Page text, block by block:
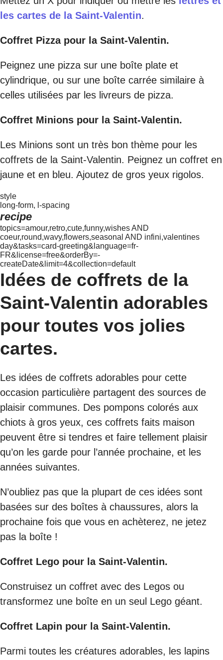
les cartes de la Saint-Valentin.
Coffret Pizza pour la Saint-Valentin.
Peignez une pizza sur une boîte plate et
cylindrique, ou sur une boîte carrée similaire à
celles utilisées par les livreurs de pizza.
Coffret Minions pour la Saint-Valentin.
Les Minions sont un très bon thème pour les
coffrets de la Saint-Valentin. Peignez un coffret en
jaune et en bleu. Ajoutez de gros yeux rigolos.
style
long-form, l-spacing
recipe
topics=amour,retro,cute,funny,wishes AND
coeur,round,wavy,flowers,seasonal AND infini,valentines
day&tasks=card-greeting&language=fr-
FR&license=free&orderBy=-
createDate&limit=4&collection=default
Idées de coffrets de la
Saint-Valentin adorables
pour toutes vos jolies
cartes.
Les idées de coffrets adorables pour cette
occasion particulière partagent des sources de
plaisir communes. Des pompons colorés aux
chiots à gros yeux, ces coffrets faits maison
peuvent être si tendres et faire tellement plaisir
qu’on les garde pour l’année prochaine, et les
années suivantes.
N’oubliez pas que la plupart de ces idées sont
basées sur des boîtes à chaussures, alors la
prochaine fois que vous en achèterez, ne jetez
pas la boîte !
Coffret Lego pour la Saint-Valentin.
Construisez un coffret avec des Legos ou
transformez une boîte en un seul Lego géant.
Coffret Lapin pour la Saint-Valentin.
Parmi toutes les créatures adorables, les lapins